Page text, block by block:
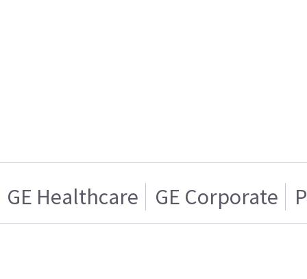
GE Healthcare GE Corporate